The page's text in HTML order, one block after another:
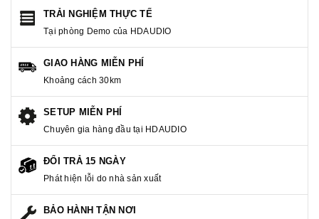
TRẢI NGHIỆM THỰC TẾ
Tại phòng Demo của HDAUDIO
GIAO HÀNG MIỄN PHÍ
Khoảng cách 30km
SETUP MIỄN PHÍ
Chuyên gia hàng đầu tại HDAUDIO
ĐỔI TRẢ 15 NGÀY
Phát hiện lỗi do nhà sản xuất
BẢO HÀNH TẬN NƠI